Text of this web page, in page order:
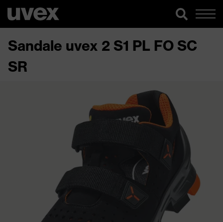
Sandale uvex 2 S1 PL FO SC
SR